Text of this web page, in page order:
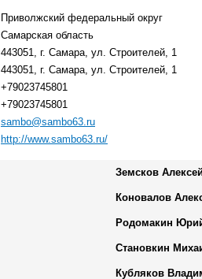
Приволжский федеральный округ
Самарская область
443051, г. Самара, ул. Строителей, 1
443051, г. Самара, ул. Строителей, 1
+79023745801
+79023745801
sambo@sambo63.ru
http://www.sambo63.ru/
Земсков
Коновалов
Родомакин
Становкин
Кубляков